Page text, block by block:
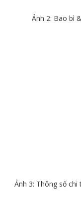
Ảnh 2: Bao bì
Ảnh 3: Thông số